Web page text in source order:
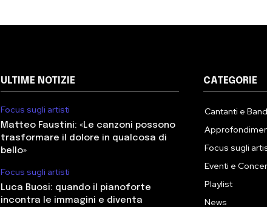
ULTIME NOTIZIE
Focus sugli artisti
Matteo Faustini: «Le canzoni possono
trasformare il dolore in qualcosa di
bello»
Focus sugli artisti
Luca Buosi: quando il pianoforte
incontra le immagini e diventa
CATEGORIE
Cantanti e Band
Focus sugli
Eventi e
Playlist
News